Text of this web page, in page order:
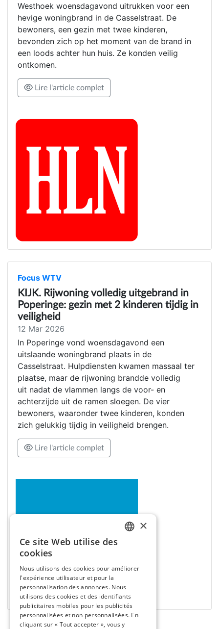
Westhoek woensdagavond uitrukken voor een
hevige woningbrand in de Casselstraat. De
bewoners, een gezin met twee kinderen,
bevonden zich op het moment van de brand in
een loods achter hun huis. Ze konden veilig
ontkomen.
Lire l'article complet
Focus WTV
KIJK. Rij­wo­ning vol­le­dig uit­ge­brand in
Pope­rin­ge: gezin met 2 kin­de­ren tij­dig in
veiligheid
12 Mar 2026
In Poperinge vond woensdagavond een
uitslaande woningbrand plaats in de
Casselstraat. Hulpdiensten kwamen massaal ter
plaatse, maar de rijwoning brandde volledig
uit nadat de vlammen langs de voor- en
achterzijde uit de ramen sloegen. De vier
bewoners, waaronder twee kinderen, konden
zich gelukkig tijdig in veiligheid brengen.
Lire l'article complet
×
Ce site Web utilise des
cookies
Nous utilisons des cookies pour améliorer
l'expérience utilisateur et pour la
personnalisation des annonces. Nous
utilisons des cookies et des identifiants
publicitaires mobiles pour les publicités
personnalisées et non personnalisées. En
cliquant sur « Tout accepter », vous y